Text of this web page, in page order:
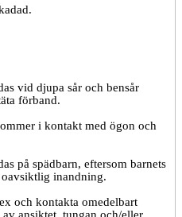
vid djupa sår och bensår
förband.
i kontakt med ögon och
på spädbarn, eftersom barnets
inandning.
och kontakta omedelbart